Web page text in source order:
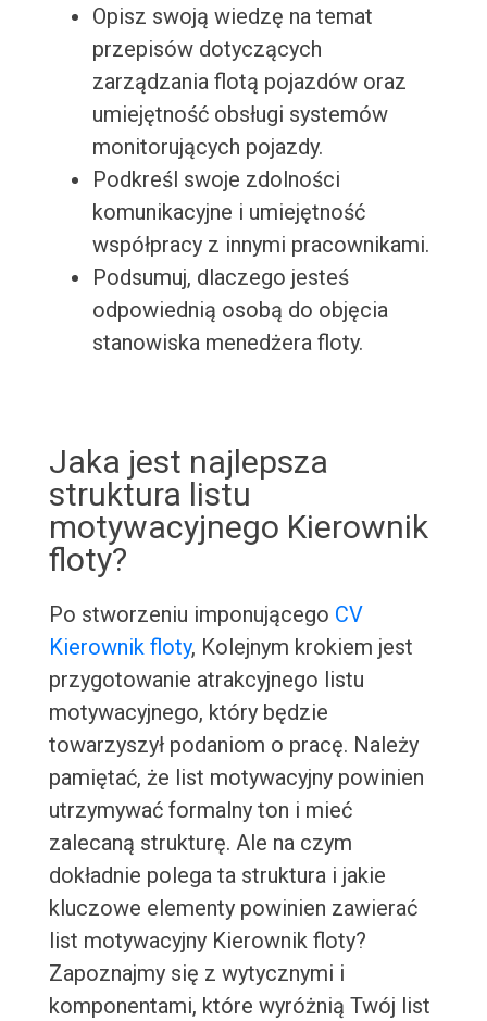
Opisz swoją wiedzę na temat
przepisów dotyczących
zarządzania flotą pojazdów oraz
umiejętność obsługi systemów
monitorujących pojazdy.
Podkreśl swoje zdolności
komunikacyjne i umiejętność
współpracy z innymi pracownikami.
Podsumuj, dlaczego jesteś
odpowiednią osobą do objęcia
stanowiska menedżera floty.
Jaka jest najlepsza
struktura listu
motywacyjnego Kierownik
floty?
Po stworzeniu imponującego CV
Kierownik floty, Kolejnym krokiem jest
przygotowanie atrakcyjnego listu
motywacyjnego, który będzie
towarzyszył podaniom o pracę. Należy
pamiętać, że list motywacyjny powinien
utrzymywać formalny ton i mieć
zalecaną strukturę. Ale na czym
dokładnie polega ta struktura i jakie
kluczowe elementy powinien zawierać
list motywacyjny Kierownik floty?
Zapoznajmy się z wytycznymi i
komponentami, które wyróżnią Twój list